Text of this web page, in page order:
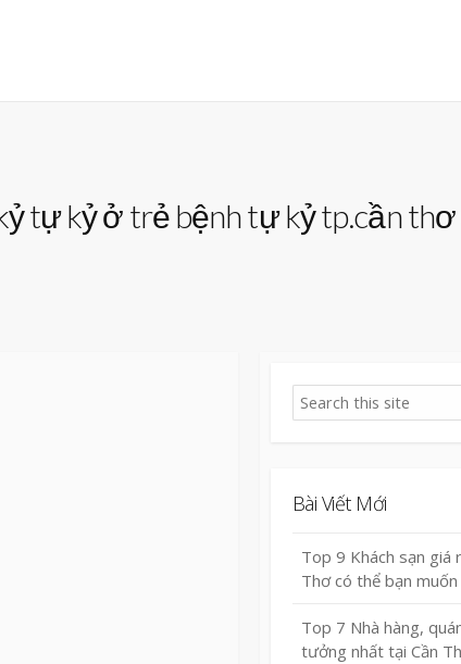
tự kỷ ở trẻ bệnh tự kỷ tp.cần
Search
Bài Viết Mới
Top 9 Khách sạn giá
Thơ có thể bạn
Top 7 Nhà hàng,
tưởng nhất tại Cần